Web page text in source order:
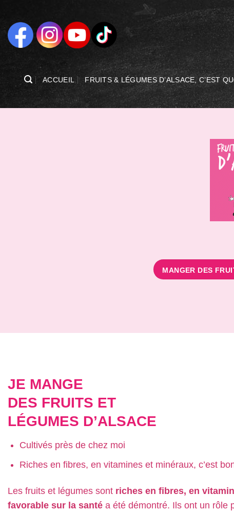
contenu
ACCUEIL FRUITS & LÉGUMES D’ALSACE, C’EST
MANGER DES
JE MANGE
DES FRUITS ET
LÉGUMES D’ALSACE
Cultivés près de chez moi
Riches en fibres, en vitamines et minéraux, c’est
Les fruits et légumes sont riches en fibres, en
favorable sur la santé a été démontré. Ils ont un rôle